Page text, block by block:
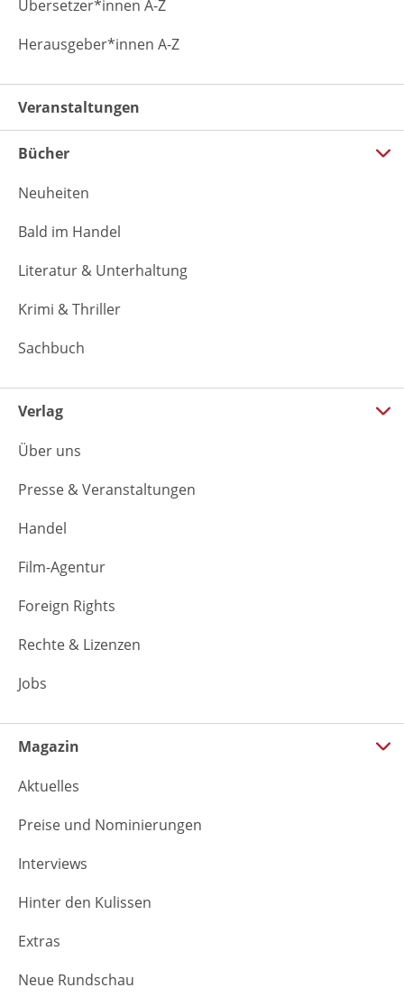
Übersetzer*innen A-Z
Herausgeber*innen A-Z
Veranstaltungen
Bücher
Neuheiten
Bald im Handel
Literatur & Unterhaltung
Krimi & Thriller
Sachbuch
Verlag
Über uns
Presse & Veranstaltungen
Handel
Film-Agentur
Foreign Rights
Rechte & Lizenzen
Jobs
Magazin
Aktuelles
Preise und Nominierungen
Interviews
Hinter den Kulissen
Extras
Neue Rundschau